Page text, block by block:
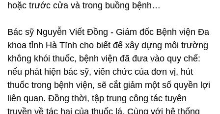
hoặc trước cửa và trong buồng bệnh…
Bác sỹ Nguyễn Viết Đồng - Giám đốc Bệnh viện Đa
khoa tỉnh Hà Tĩnh cho biết để xây dựng môi trường
không khói thuốc, bệnh viện đã đưa vào quy chế:
nếu phát hiện bác sỹ, viên chức của đơn vị, hút
thuốc trong bệnh viện, sẽ cắt giảm một số quyền lợi
liên quan. Đồng thời, tập trung công tác tuyên
truyền về tác hại của thuốc lá. Cùng với hệ thống